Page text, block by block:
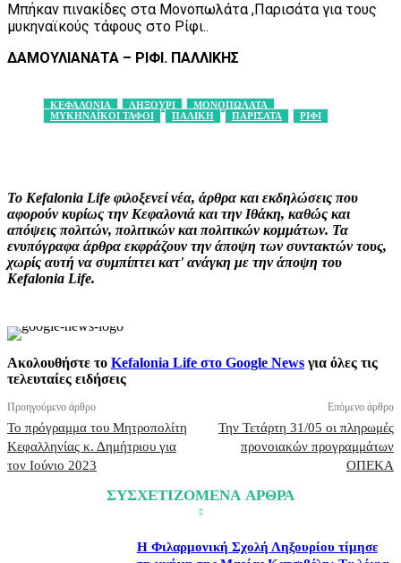
Μπήκαν πινακίδες στα Μονοπωλάτα ,Παρισάτα για τους
μυκηναϊκούς τάφους στο Ρίφι..
ΔΑΜΟΥΛΙΑΝΑΤΑ – ΡΙΦΙ. ΠΑΛΛΙΚΗΣ
ΚΕΦΑΛΟΝΙΑ ΛΗΞΟΥΡΙ
ΜΟΝΟΠΩΛΑΤΑ
ΜΥΚΗΝΑΪΚΟΙ ΤΑΦΟΙ
ΠΑΛΙΚΗ ΠΑΡΙΣΑΤΑ ΡΙΦΙ
Το Kefalonia Life φιλοξενεί νέα, άρθρα και εκδηλώσεις που
αφορούν κυρίως την Κεφαλονιά και την Ιθάκη, καθώς και
απόψεις πολιτών, πολιτικών και πολιτικών κομμάτων. Τα
ενυπόγραφα άρθρα εκφράζουν την άποψη των συντακτών τους,
χωρίς αυτή να συμπίπτει κατ' ανάγκη με την άποψη του
Kefalonia Life.
Ακολουθήστε το Kefalonia Life στο Google News για όλες τις
τελευταίες ειδήσεις
Προηγούμενο άρθρο
Το πρόγραμμα του Μητροπολίτη
Κεφαλληνίας κ. Δημήτριου για
τον Ιούνιο 2023
Επόμενο άρθρο
Την Τετάρτη 31/05 οι πληρωμές
προνοιακών προγραμμάτων
ΟΠΕΚΑ
ΣΥΣΧΕΤΙΖΟΜΕΝΑ ΑΡΘΡΑ
Η Φιλαρμονική Σχολή Ληξουρίου τίμησε